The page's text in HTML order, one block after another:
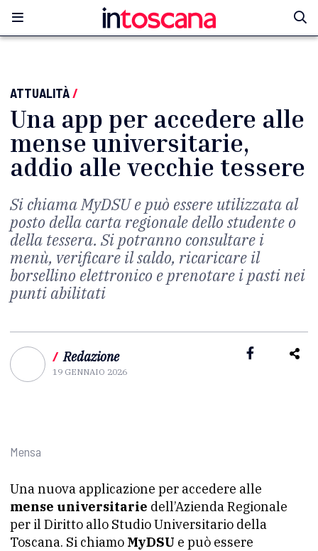
ATTUALITÀ/
Una app per accedere alle
mense universitarie,
addio alle vecchie tessere
Si chiama MyDSU e può essere utilizzata al
posto della carta regionale dello studente o
della tessera. Si potranno consultare i
menù, verificare il saldo, ricaricare il
borsellino elettronico e prenotare i pasti nei
punti abilitati
/ Redazione
19 GENNAIO 2026
Mensa
Una nuova applicazione per accedere alle
mense universitarie dell’Azienda Regionale
per il Diritto allo Studio Universitario della
Toscana. Si chiamo MyDSU e può essere